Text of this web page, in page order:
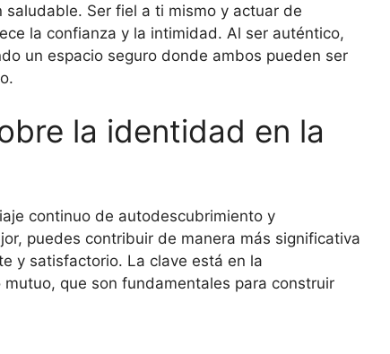
Ser fiel a ti mismo y actuar de
la confianza y la intimidad. Al ser auténtico,
un espacio seguro donde ambos pueden ser
la identidad en la
continuo de autodescubrimiento y
puedes contribuir de manera más significativa
y satisfactorio. La clave está en la
que son fundamentales para construir